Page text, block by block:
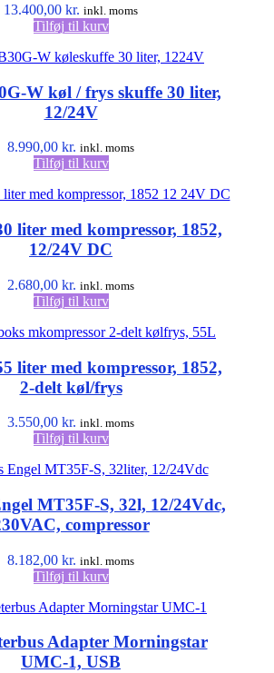
13.400,00 kr. inkl. moms
Tilføj til kurv
W køl / frys skuffe 30 liter,
12/24V
8.990,00 kr. inkl. moms
Tilføj til kurv
liter med kompressor, 1852,
12/24V DC
2.680,00 kr. inkl. moms
Tilføj til kurv
liter med kompressor, 1852,
2-delt køl/frys
3.550,00 kr. inkl. moms
Tilføj til kurv
MT35F-S, 32l, 12/24Vdc,
compressor
8.182,00 kr. inkl. moms
Tilføj til kurv
Adapter Morningstar
UMC-1, USB